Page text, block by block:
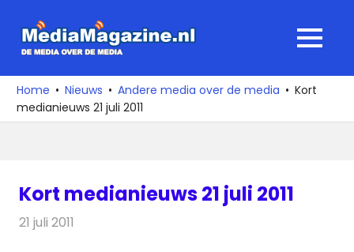
naar
media
over
de
MENU
Home Nieuws Andere media over de media
Kort
medianieuws 21 juli 2011
Kort medianieuws 21 juli 2011
21 juli 2011